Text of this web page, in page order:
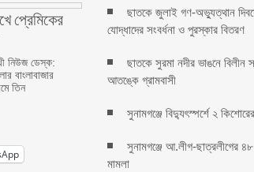
প্রেমিকের
নিউজ ডেস্ক:
বাংলাবাজার
তিন
ছাতকে জুলাই গণ-অভ্যুত্থান
যোদ্ধাদের সংবর্ধনা ও পুরস্কার বিতরণ
ছাতকে সুরমা নদীর ভাঙনে
আতঙ্কে গ্রামবাসী
সুনামগঞ্জে বিদ্যুৎস্পর্শে ২
সুনামগঞ্জে আ.লীগ-ছাত্রলীগের
মামলা